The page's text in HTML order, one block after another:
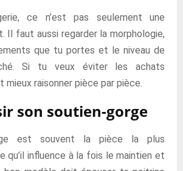
ce n’est pas seulement une
Il faut aussi regarder la morphologie,
que tu portes et le niveau de
Si tu veux éviter les achats
mieux raisonner pièce par pièce.
son soutien-gorge
est souvent la pièce la plus
qu’il influence à la fois le maintien et